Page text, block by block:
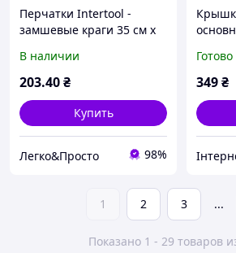
Перчатки Intertool -
замшевые краги 35 см х
для сварки, работы с
металлом и
В наличии
203.40₴
Купить
Легко&Просто 98%
Bot
L10
349₴
1 2 3 ...
Показано 1 - 29 товаров